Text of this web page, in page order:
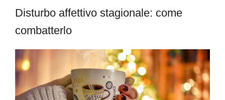
Disturbo affettivo stagionale: come
combatterlo